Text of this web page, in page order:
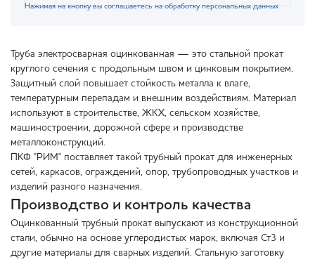
Нажимая на кнопку вы соглашаетесь на обработку персональных данных
Труба электросварная оцинкованная — это стальной прокат
круглого сечения с продольным швом и цинковым покрытием.
Защитный слой повышает стойкость металла к влаге,
температурным перепадам и внешним воздействиям. Материал
используют в строительстве, ЖКХ, сельском хозяйстве,
машиностроении, дорожной сфере и производстве
металлоконструкций.
ПКФ "РИМ" поставляет такой трубный прокат для инженерных
сетей, каркасов, ограждений, опор, трубопроводных участков и
изделий разного назначения.
Производство и контроль качества
Оцинкованный трубный прокат выпускают из конструкционной
стали, обычно на основе углеродистых марок, включая Ст3 и
другие материалы для сварных изделий. Стальную заготовку